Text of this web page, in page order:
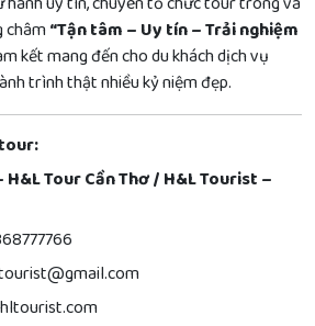
châm“Tận tâm – Uy tín – Trải nghiệm
kết mang đến cho du khách dịch vụ
trình thật nhiều kỷ niệm đẹp.
H&L Tour Cần Thơ / H&L Tourist –